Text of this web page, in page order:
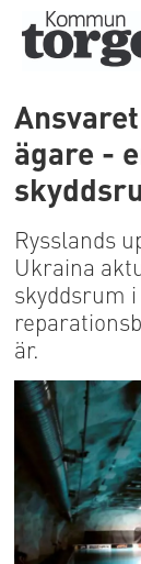
ägare -
Rysslands
Ukraina
skyddsrum
är.